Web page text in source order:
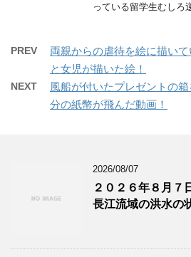
っている留学生むし
PREV
両親からの虐待を絵に描い
と女児が描いた絵！
NEXT
風船が付いたプレゼントの
分の紙幣が飛んだ動画！
2026/08/07
２０２６年８月７
長江流域の洪水の